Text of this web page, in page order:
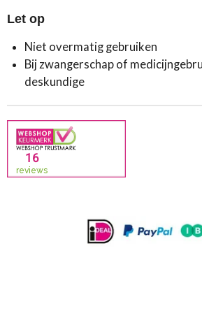
Let op
Niet overmatig gebruiken
Bij zwangerschap of
deskundige